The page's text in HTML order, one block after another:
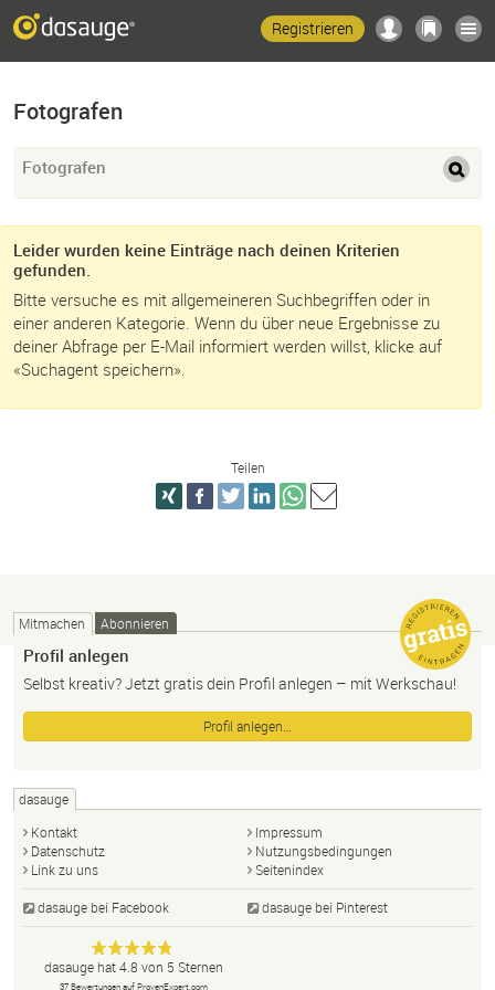
Registrieren
Fotografen
Fotografen
Leider wurden keine Einträge nach deinen Kriterien
gefunden.
Bitte versuche es mit allgemeineren Suchbegriffen oder in
einer anderen Kategorie. Wenn du über neue Ergebnisse zu
deiner Abfrage per E-Mail informiert werden willst, klicke auf
«Suchagent speichern».
Teilen
Mitmachen Abonnieren
Profil anlegen
Selbst kreativ? Jetzt gratis dein Profil anlegen – mit Werkschau!
Profil anlegen…
dasauge
Kontakt
Impressum
Datenschutz
Nutzungsbedingungen
Link zu uns
Seitenindex
dasauge bei Facebook dasauge bei Pinterest
dasauge
Designer,
Anonym
dasaugehat4.8 von 5 Sternen
37Bewertungen auf ProvenExpert.com